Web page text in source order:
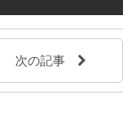
次の記事